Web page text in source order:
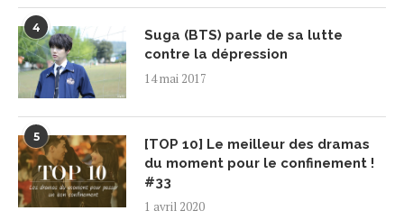
4
Suga (BTS) parle de sa lutte
contre la dépression
14 mai 2017
5
[TOP 10] Le meilleur des dramas
du moment pour le confinement !
#33
1 avril 2020